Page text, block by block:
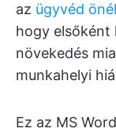
az ügyvéd
hogy elsőként
növekedés
munkahelyi
Ez az MS